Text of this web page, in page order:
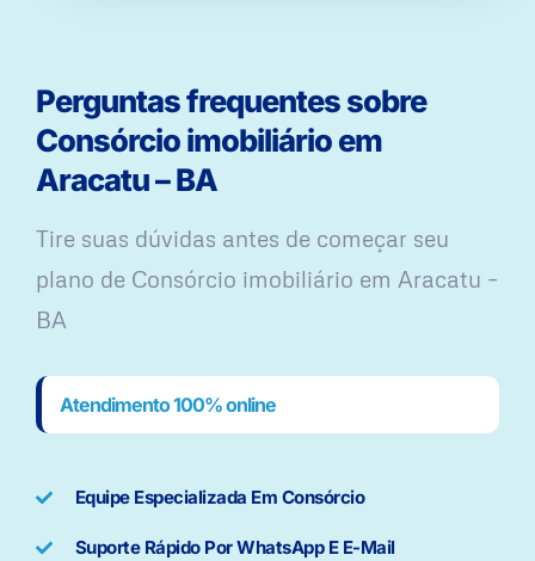
Perguntas frequentes sobre
Consórcio imobiliário em
Aracatu – BA
Tire suas dúvidas antes de começar seu
plano ​de Consórcio imobiliário em Aracatu –
BA
Atendimento 100% online
Equipe Especializada Em Consórcio
Suporte Rápido Por WhatsApp E E-Mail